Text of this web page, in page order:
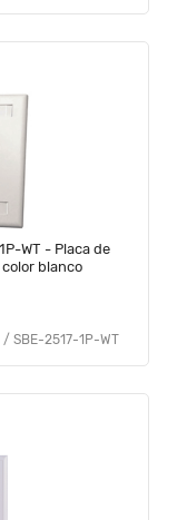
WT - Placa de
blanco
/ SBE-2517-1P-WT